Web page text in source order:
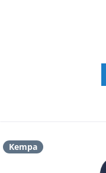
Kempa